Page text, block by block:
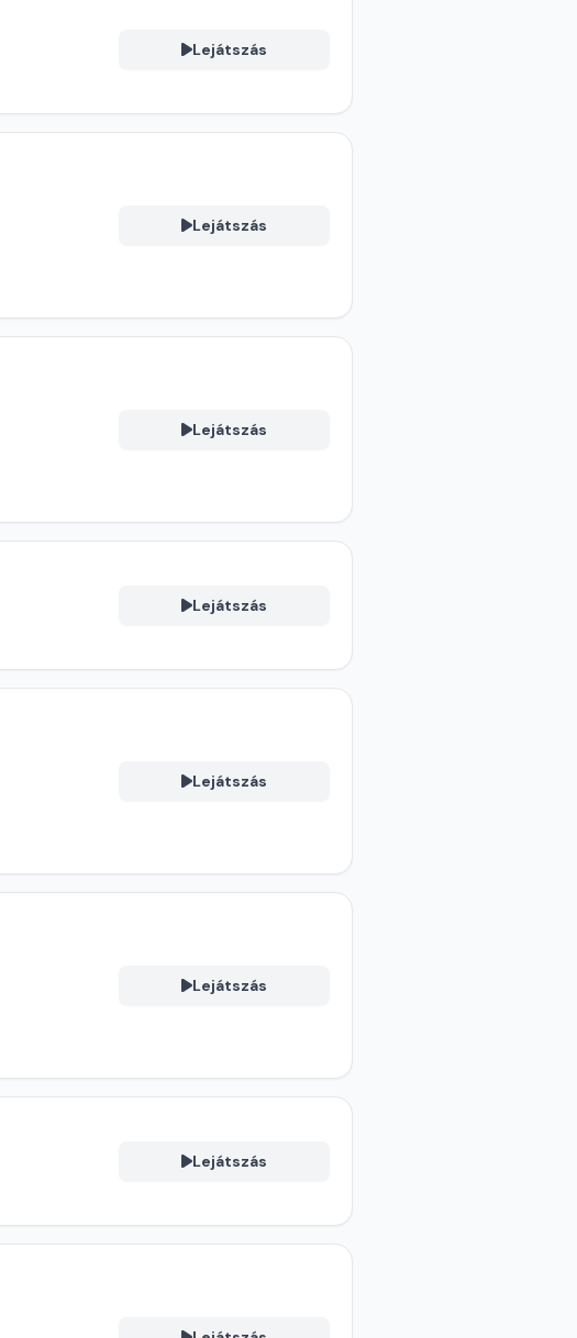
Lejátszás
Lejátszás
Lejátszás
Lejátszás
Lejátszás
Lejátszás
Lejátszás